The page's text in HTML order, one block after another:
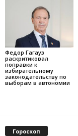
Федор Гагауз
раскритиковал
поправки к
избирательному
законодательству по
выборам в автономии
Гороскоп